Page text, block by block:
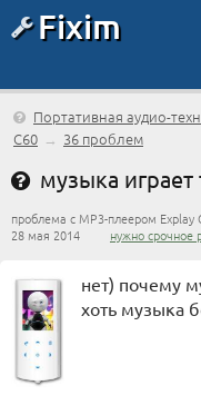
Fixim
Портативная аудио-
C60 → 36 проблем
музыка играет
проблема с MP3-плеером Explay
28 мая 2014 нужно срочное
нет) почему
хоть музыка